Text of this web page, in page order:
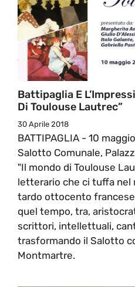
Battipaglia E
Di Toulouse Lautrec”
30 Aprile 2018
BATTIPAGLIA - 10
Salotto Comunale,
"Il mondo di Toulouse
letterario che ci tuffa nel
tardo ottocento
quel tempo, tra,
scrittori, intellettuali,
trasformando il Salotto
Montmartre.